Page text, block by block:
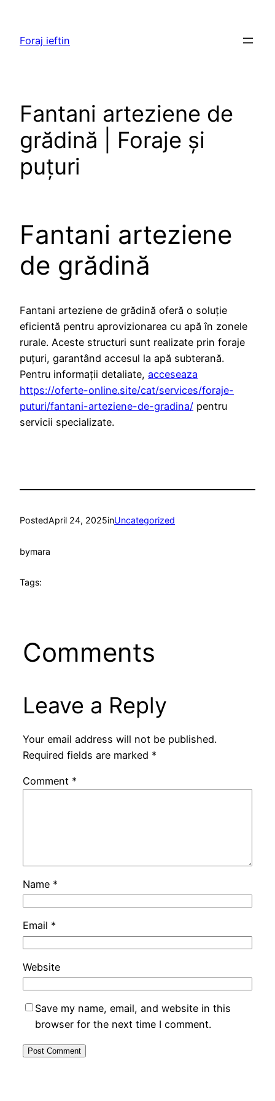
content
Foraj ieftin
Fantani arteziene de
grădină | Foraje și
puțuri
Fantani arteziene
de grădină
Fantani arteziene de grădină oferă o soluție
eficientă pentru aprovizionarea cu apă în zonele
rurale. Aceste structuri sunt realizate prin foraje
puțuri, garantând accesul la apă subterană.
Pentru informații detaliate, acceseaza
https://oferte-online.site/cat/services/foraje-
puturi/fantani-arteziene-de-gradina/ pentru
servicii specializate.
PostedApril 24, 2025inUncategorized
bymara
Tags:
Comments
Leave a Reply
Your email address will not be published.
Required fields are marked *
Comment *
Name *
Email *
Website
Save my name, email, and website in this
browser for the next time I comment.